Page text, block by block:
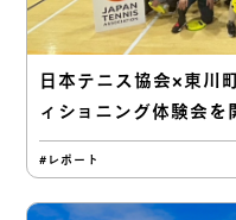
日本テニス協会×東川
ィショニング体験会を
#レポート